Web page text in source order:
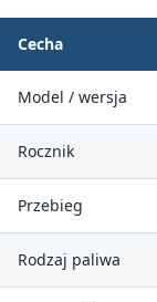
Cecha
Model / wersja
Rocznik
Przebieg
Rodzaj paliwa